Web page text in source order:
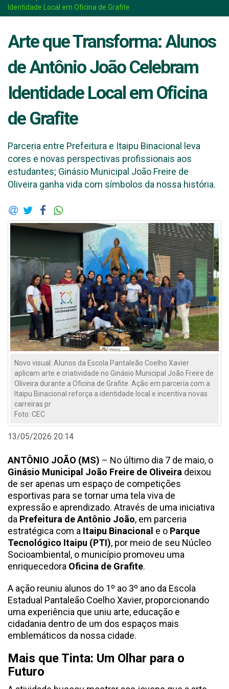
Identidade Local em Oficina de Grafite
Arte que Transforma: Alunos
de Antônio João Celebram
Identidade Local em Oficina
de Grafite
Parceria entre Prefeitura e Itaipu Binacional leva
cores e novas perspectivas profissionais aos
estudantes; Ginásio Municipal João Freire de
Oliveira ganha vida com símbolos da nossa história.
Novo visual: Alunos da Escola Pantaleão Coelho Xavier
aplicam arte e criatividade no Ginásio Municipal João Freire de
Oliveira durante a Oficina de Grafite. Ação em parceria com a
Itaipu Binacional reforça a identidade local e incentiva novas
carreiras pr
Foto: CEC
13/05/2026 20:14
ANTÔNIO JOÃO (MS) – No último dia 7 de maio, o
Ginásio Municipal João Freire de Oliveira deixou
de ser apenas um espaço de competições
esportivas para se tornar uma tela viva de
expressão e aprendizado. Através de uma iniciativa
da Prefeitura de Antônio João, em parceria
estratégica com a Itaipu Binacional e o Parque
Tecnológico Itaipu (PTI), por meio de seu Núcleo
Socioambiental, o município promoveu uma
enriquecedora Oficina de Grafite.
A ação reuniu alunos do 1º ao 3º ano da Escola
Estadual Pantaleão Coelho Xavier, proporcionando
uma experiência que uniu arte, educação e
cidadania dentro de um dos espaços mais
emblemáticos da nossa cidade.
Mais que Tinta: Um Olhar para o
Futuro